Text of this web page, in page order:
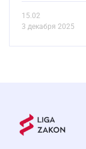
15.02
3 декабря 2025